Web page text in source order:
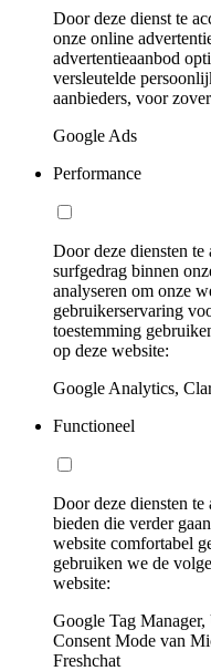
Door deze dienst te
onze online
advertentieaanbod
versleutelde
aanbieders, voor
Google Ads
Performance
Door deze diensten
surfgedrag binnen
analyseren om onze
gebruikerservaring
toestemming
op deze website:
Google Analytics,
Functioneel
Door deze diensten
bieden die verder
website comfortabel
gebruiken we de
website:
Google Tag
Consent Mode van
Freshchat